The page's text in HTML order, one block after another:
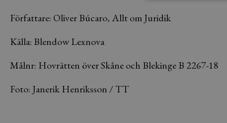
Författare: Oliver Búcaro, Allt om Juridik
Källa: Blendow Lexnova
Målnr: Hovrätten över Skåne och Blekinge B 2267-18
Foto: Janerik Henriksson / TT